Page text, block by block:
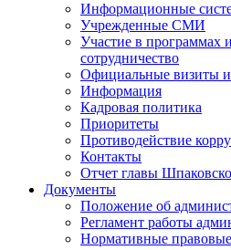
Информационные
Учрежденные СМИ
Участие в программах
сотрудничество
Официальные визиты и
Информация
Кадровая политика
Приоритеты
Противодействие
Контакты
Отчет главы
Документы
Положение об
Регламент работы
Нормативные